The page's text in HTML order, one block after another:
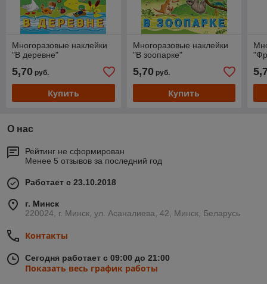
Многоразовые наклейки
"В деревне"
5,70 руб.
Купить
Многоразовые наклейки
"В зоопарке"
5,70руб.
Купить
О нас
Рейтинг не сформирован
Менее 5 отзывов за последний год
Работает с 23.10.2018
г. Минск
220024, г. Минск, ул. Асаналиева, 42, Минск, Беларусь
Контакты
Сегодня работает с 09:00 до 21:00
Показать весь график работы